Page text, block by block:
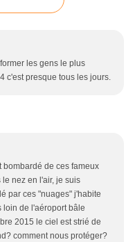
les gens le plus
c'est presque tous les jours.
de ces fameux
nez en l'air, je suis
par ces "nuages" j'habite
loin de l'aéroport bâle
2015 le ciel est strié de
comment nous protéger?